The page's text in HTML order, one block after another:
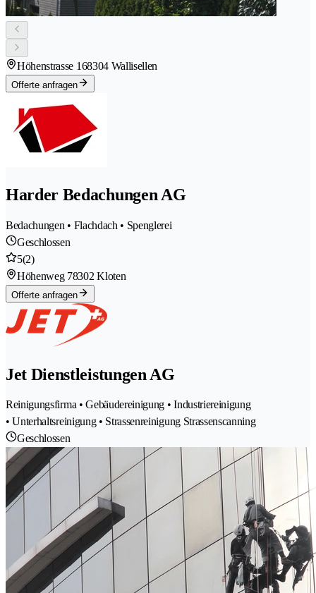
Höhenstrasse 168304 Wallisellen
Offerte anfragen
Harder Bedachungen AG
Bedachungen • Flachdach • Spenglerei
Geschlossen
5(2)
Höhenweg 78302 Kloten
Offerte anfragen
Jet Dienstleistungen AG
Reinigungsfirma • Gebäudereinigung • Industriereinigung
• Unterhaltsreinigung • Strassenreinigung Strassenscanning
Geschlossen